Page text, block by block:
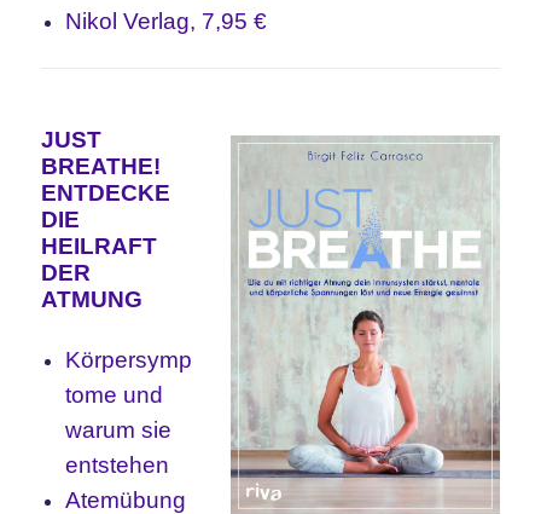
Nikol Verlag, 7,95 €
JUST
BREATHE!
ENTDECKE
DIE
HEILRAFT
DER
ATMUNG
Körpersymp
tome und
warum sie
entstehen
Atemübung